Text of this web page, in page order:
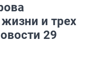
и трех
29